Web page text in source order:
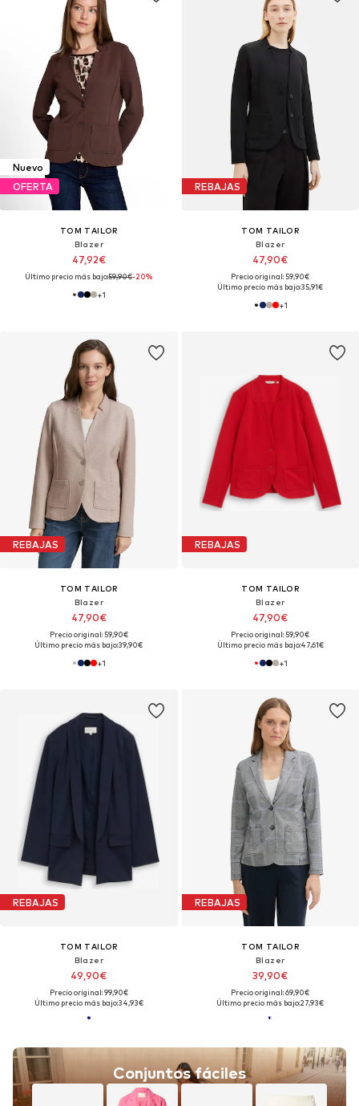
Nuevo
OFERTA
TOM TAILOR
Blazer
47,92€
Último precio más bajo:59,90€-20%
+1
REBAJAS
TOM TAILOR
Blazer
47,90€
Precio original: 59,90€
Último precio más bajo:35,91€
+1
REBAJAS
TOM TAILOR
Blazer
47,90€
Precio original: 59,90€
Último precio más bajo:39,90€
+1
REBAJAS
TOM TAILOR
Blazer
47,90€
Precio original: 59,90€
Último precio más bajo:47,61€
+1
REBAJAS
TOM TAILOR
Blazer
49,90€
Precio original: 99,90€
Último precio más bajo:34,93€
Conjuntos fáciles
REBAJAS
TOM TAILOR
Blazer
39,90€
Precio original: 69,90€
Último precio más bajo:27,93€